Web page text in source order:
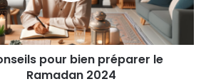
pour bien préparer le
Ramadan 2024